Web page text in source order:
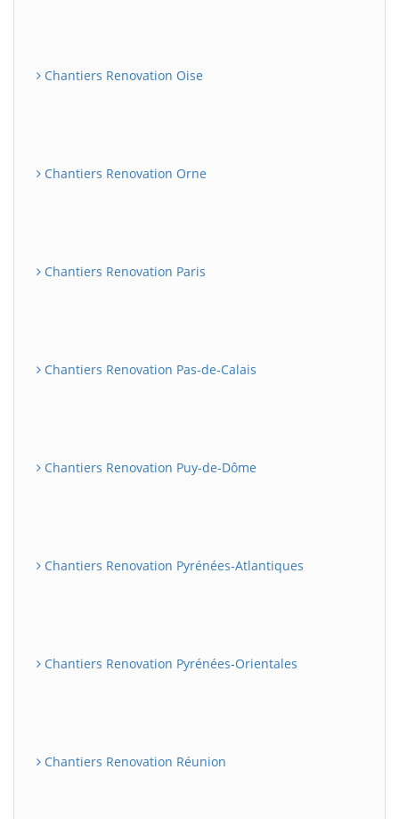
Chantiers Renovation Oise
Chantiers Renovation Orne
Chantiers Renovation Paris
Chantiers Renovation Pas-de-Calais
Chantiers Renovation Puy-de-Dôme
Chantiers Renovation Pyrénées-Atlantiques
Chantiers Renovation Pyrénées-Orientales
Chantiers Renovation Réunion